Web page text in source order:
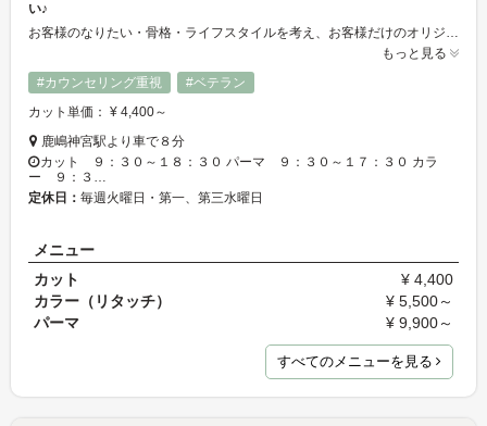
い♪
お客様のなりたい・骨格・ライフスタイルを考え、お客様だけのオリジナルのスタイルをご提案します！髪の事でお悩みな事等御座いましたら、どうぞお気軽にご相談下さい◎店内は、木目調の温かみのある雰囲気となっております♪少人数制の居心地の良い空間で是非ゆったりと気兼ねなくお寛ぎ下さいませ☆⁺°気さくで落ち着いてるスタッフが心よりご来店をお待ち致しております♪
もっと見る
#カウンセリング重視
#ベテラン
カット単価： ¥ 4,400～
鹿嶋神宮駅より車で８分
カット ９：３０～１８：３０ パーマ ９：３０～１７：３０ カラ
ー ９：３…
定休日： 毎週火曜日・第一、第三水曜日
メニュー
カット
¥ 4,400
カラー（リタッチ）
¥ 5,500～
パーマ
¥ 9,900～
すべてのメニューを見る